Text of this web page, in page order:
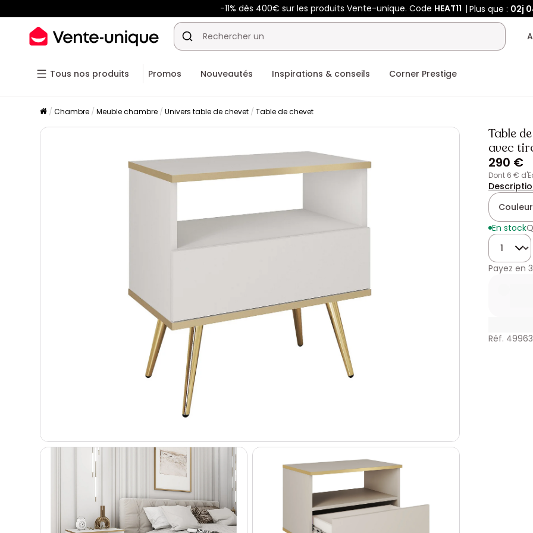
-11% dès 400€ sur les produits Vente-unique. Code HEAT11 Plus que : 02j
Tous nos produits Promos Nouveautés Inspirations & conseils Corner Prestige
Chambre Meuble chambre Univers table de chevet Table de chevet
Table
avec
290 €
dont 6 €
En stock
Quantité
Payez en
Réf.